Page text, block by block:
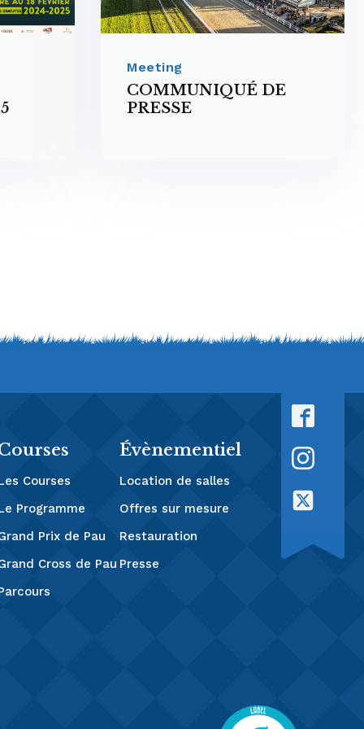
Meeting
COMMUNIQUÉ DE
PRESSE
Courses
Programme
Prix de Pau
Cross de Pau
Évènementiel
Location de salles
Offres sur mesure
Restauration
Presse